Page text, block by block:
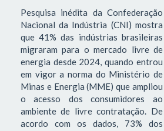
Pesquisa inédita da Confederação
Nacional da Indústria (CNI) mostra
que 41% das indústrias brasileiras
migraram para o mercado livre de
energia desde 2024, quando entrou
em vigor a norma do Ministério de
Minas e Energia (MME) que ampliou
o acesso dos consumidores ao
ambiente de livre contratação. De
acordo com os dados, 73% dos